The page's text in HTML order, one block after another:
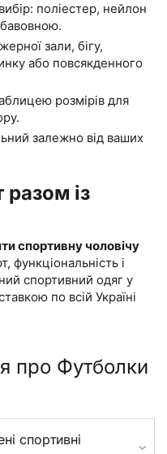
поліестер, нейлон
зали, бігу,
або повсякденного
розмірів для
залежно від ваших
із
спортивну чоловічу
функціональність і
спортивний одяг у
по всій Україні
про Футболки
спортивні